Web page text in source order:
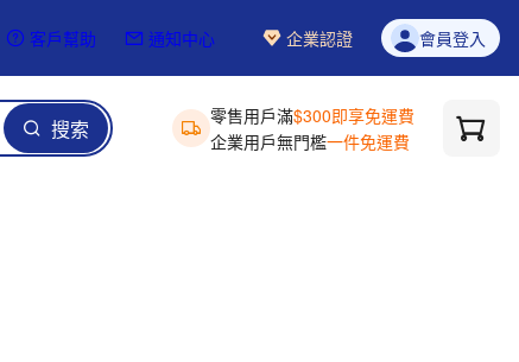
客戶幫助 通知中心 企業認證 會員登入
搜索 零售用戶滿$300即享免運費
企業用戶無門檻一件免運費